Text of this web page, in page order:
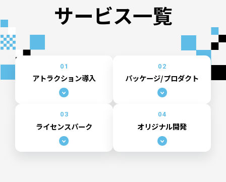
サービス一覧
01
アトラクション導入
02
パッケージ/プロダクト
03
ライセンスパーク
04
オリジナル開発